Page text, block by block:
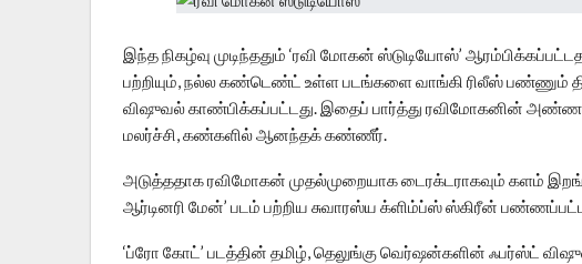
இந்த நிகழ்வு முடிந்ததும் ‘ரவி மோகன் ஸ்டுடியோஸ்’
பற்றியும், நல்ல கண்டெண்ட் உள்ள படங்களை வாங்கி ரிலீஸ் பண்ணும்
விஷுவல் காண்பிக்கப்பட்டது. இதைப் பார்த்து ரவிமோகனின்
மலர்ச்சி, கண்களில் ஆனந்தக் கண்ணீர்.
அடுத்ததாக ரவிமோகன் முதல்முறையாக டைரக்டராகவும் களம்
ஆர்டினரி மேன்’ படம் பற்றிய சுவாரஸ்ய க்ளிம்ப்ஸ் ஸ்கிரீன்
‘ப்ரோ கோட்’ படத்தின் தமிழ், தெலுங்கு வெர்ஷன்களின் ஃபர்ஸ்ட்